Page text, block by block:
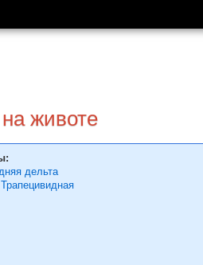
животе
дельта
Трапецивидная